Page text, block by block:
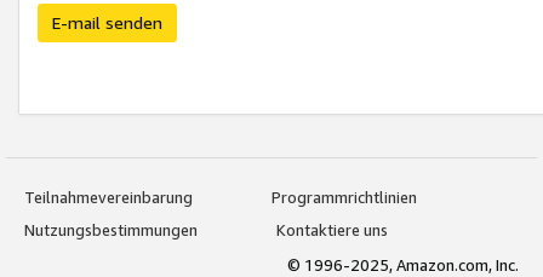
E-mail senden
Teilnahmevereinbarung
Programmrichtlinien
Nutzungsbestimmungen
Kontaktiere uns
© 1996-2025, Amazon.com, Inc.